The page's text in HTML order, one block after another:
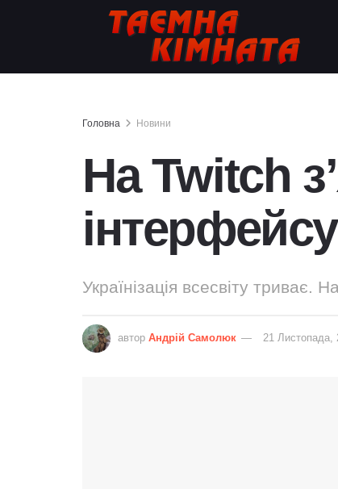
Головна Новини
На Twitch
інтерфейсу
Українізація всесвіту триває.
автор Андрій Самолюк 21 Листопада,